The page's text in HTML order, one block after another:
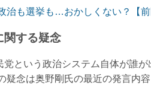
治も選挙も…おかしくない？【前
関する疑念
という政治システム自体が誰
疑念は奥野剛氏の最近の発言内